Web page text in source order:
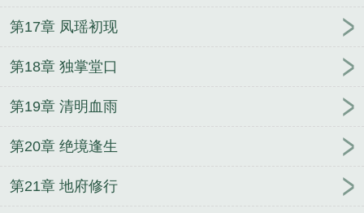
第17章 凤瑶初现
第18章 独掌堂口
第19章 清明血雨
第20章 绝境逢生
第21章 地府修行